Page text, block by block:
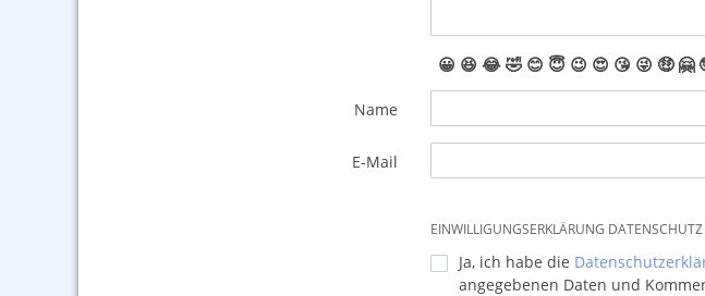
😀 😆 😂🤣 😊 😇 😉 😍 😘 😜 🤑 🤗
Name
E-Mail
EINWILLIGUNGSERKLÄRUNG DATENSCHUTZ
Ja, ich habe die
angegebenen Daten und